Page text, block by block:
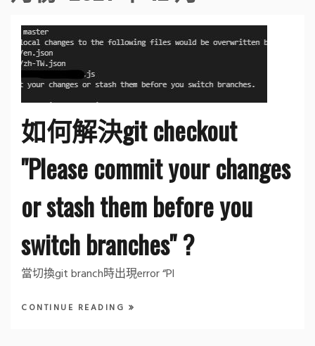
如何解決git checkout
"Please commit your changes
or stash them before you
switch branches" ?
當切換git branch時出現error “Pl
CONTINUE READING